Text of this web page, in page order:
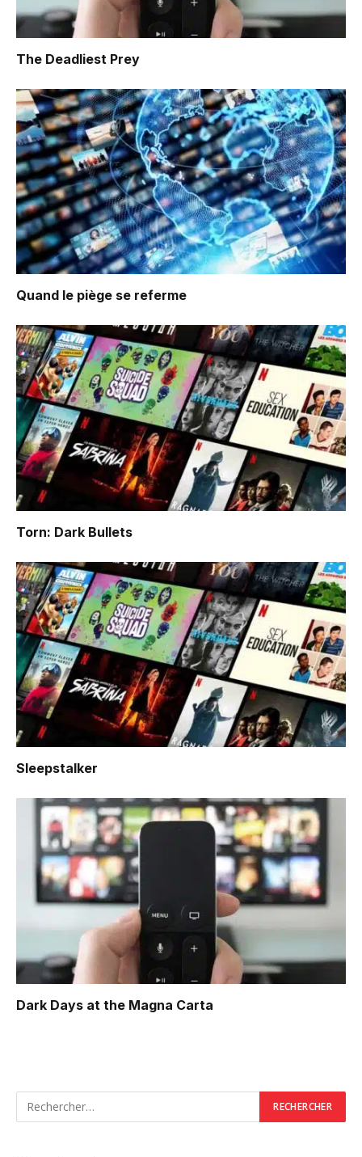
The Deadliest Prey
Quand le piège se referme
Torn: Dark Bullets
Sleepstalker
Dark Days at the Magna Carta